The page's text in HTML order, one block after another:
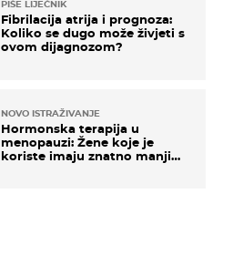
PIŠE LIJEČNIK
Fibrilacija atrija i prognoza:
Koliko se dugo može živjeti s
ovom dijagnozom?
NOVO ISTRAŽIVANJE
Hormonska terapija u
menopauzi: Žene koje je
koriste imaju znatno manji